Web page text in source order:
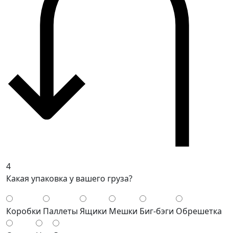
4
Какая упаковка у вашего груза?
Коробки Паллеты Ящики Мешки Биг-бэги Обрешетка